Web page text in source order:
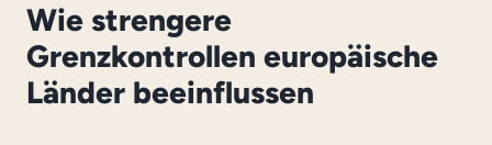
Wie strengere
Grenzkontrollen europäische
Länder beeinflussen